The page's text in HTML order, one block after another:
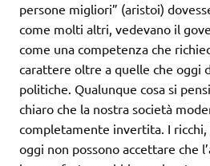
persone migliori” (aristoi)
come molti altri, vedevano il
come una competenza che
carattere oltre a quelle che oggi
politiche. Qualunque cosa si
chiaro che la nostra società
completamente invertita. I
oggi non possono accettare che